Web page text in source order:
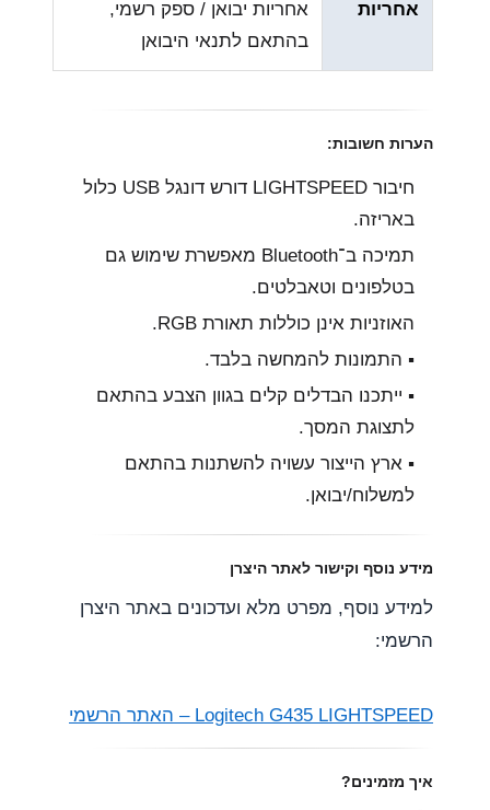
אחריות
אחריות יבואן / ספק רשמי,
בהתאם לתנאי היבואן
הערות חשובות:
חיבור LIGHTSPEED דורש דונגל USB כלול
באריזה.
תמיכה ב־Bluetooth מאפשרת שימוש גם
בטלפונים וטאבלטים.
האוזניות אינן כוללות תאורת RGB.
▪︎ התמונות להמחשה בלבד.
▪︎ ייתכנו הבדלים קלים בגוון הצבע בהתאם
לתצוגת המסך.
▪︎ ארץ הייצור עשויה להשתנות בהתאם
למשלוח/יבואן.
מידע נוסף וקישור לאתר היצרן
למידע נוסף, מפרט מלא ועדכונים באתר היצרן
הרשמי:
Logitech G435 LIGHTSPEED – האתר הרשמי
איך מזמינים?